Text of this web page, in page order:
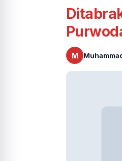
M